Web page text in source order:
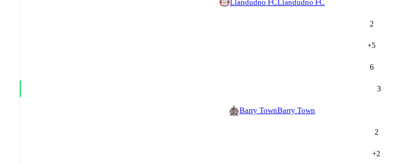
Llandudno FCLlandudno FC
2
+5
6
3
Barry TownBarry Town
2
+2